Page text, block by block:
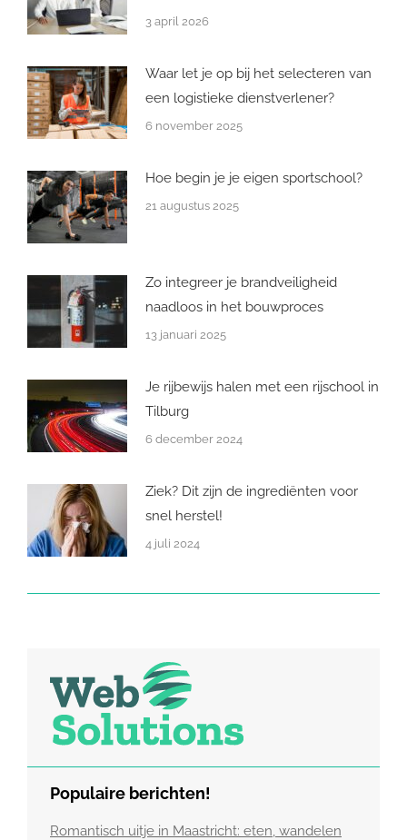
3 april 2026
Waar let je op bij het selecteren van
een logistieke dienstverlener?
6 november 2025
Hoe begin je je eigen sportschool?
21 augustus 2025
Zo integreer je brandveiligheid
naadloos in het bouwproces
13 januari 2025
Je rijbewijs halen met een rijschool in
Tilburg
6 december 2024
Ziek? Dit zijn de ingrediënten voor
snel herstel!
4 juli 2024
Populaire berichten!
Romantisch uitje in Maastricht: eten, wandelen